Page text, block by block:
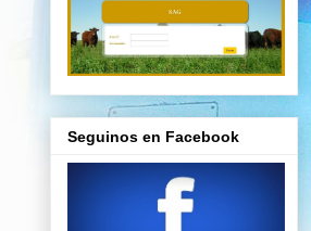
Seguinos en Facebook